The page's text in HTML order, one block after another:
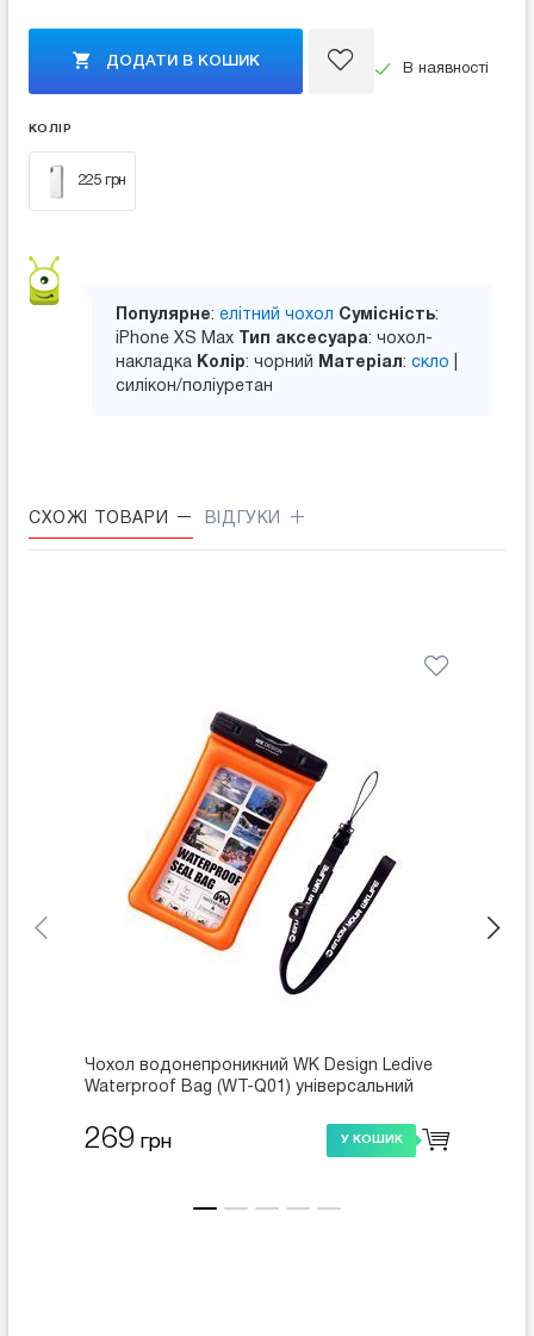
ДОДАТИ В КОШИК
В наявності
КОЛІР
225 грн
Популярне: елітний чохол Сумісність:
iPhone XS Max
Тип аксесуара: чохол-
накладка Колір: чорний Матеріал: скло
силікон/поліуретан
СХОЖІ ТОВАРИ ВІДГУКИ
Чохол водонепроникний WK Design Ledive
Waterproof Bag (WT-Q01) універсальний
269 грн У КОШИК